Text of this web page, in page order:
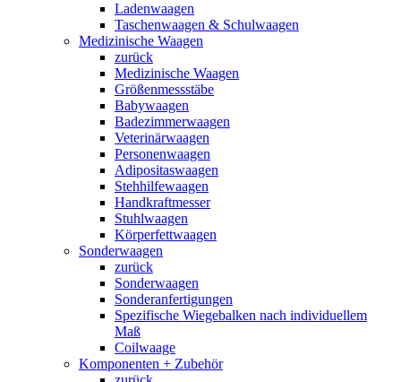
Ladenwaagen
Taschenwaagen & Schulwaagen
Medizinische Waagen
zurück
Medizinische Waagen
Größenmessstäbe
Babywaagen
Badezimmerwaagen
Veterinärwaagen
Personenwaagen
Adipositaswaagen
Stehhilfewaagen
Handkraftmesser
Stuhlwaagen
Körperfettwaagen
Sonderwaagen
zurück
Sonderwaagen
Sonderanfertigungen
Spezifische Wiegebalken nach individuellem
Maß
Coilwaage
Komponenten + Zubehör